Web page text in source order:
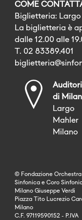
COME
Biglietteria:
La biglietteria è
dalle 12.00 alle
T. 02 83389.401
di
Largo
Mahler
Milano
© Fondazione Orchestra
Sinfonica e Coro
Milano Giuseppe Verdi
Piazza Tito Lucrezio
Milano
C.F. 97119590152 - P.IVA